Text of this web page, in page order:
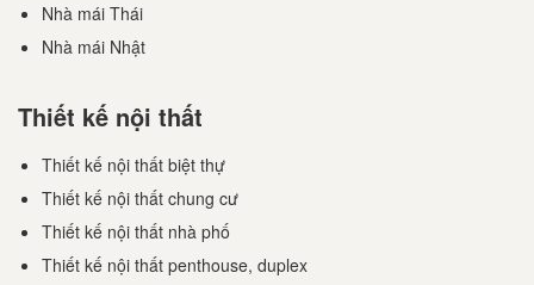
Nhà mái Thái
Nhà mái Nhật
Thiết kế nội thất
Thiết kế nội thất biệt thự
Thiết kế nội thất chung cư
Thiết kế nội thất nhà phố
Thiết kế nội thất penthouse, duplex